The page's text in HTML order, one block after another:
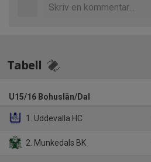
Tabell
U15/16 Bohuslän/Dal
1. Uddevalla HC
2. Munkedals BK